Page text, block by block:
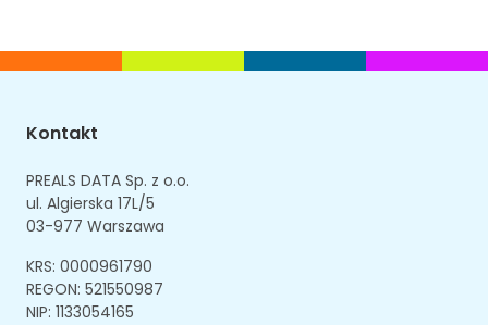
Kontakt
PREALS DATA Sp. z o.o.
ul. Algierska 17L/5
03-977 Warszawa
KRS: 0000961790
REGON: 521550987
NIP: 1133054165